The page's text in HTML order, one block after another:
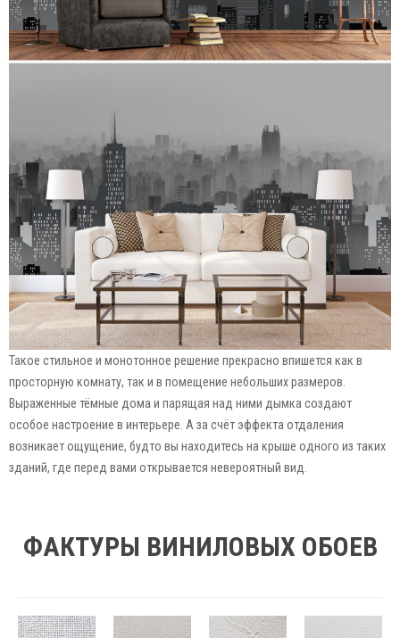
Такое стильное и монотонное решение прекрасно впишется как в
просторную комнату, так и в помещение небольших размеров.
Выраженные тёмные дома и парящая над ними дымка создают
особое настроение в интерьере. А за счёт эффекта отдаления
возникает ощущение, будто вы находитесь на крыше одного из таких
зданий, где перед вами открывается невероятный вид.
ФАКТУРЫ ВИНИЛОВЫХ ОБОЕВ